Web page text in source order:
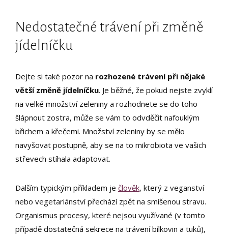
Nedostatečné trávení při změně
jídelníčku
Dejte si také pozor na rozhozené trávení při nějaké
větší změně jídelníčku. Je běžné, že pokud nejste zvyklí
na velké množství zeleniny a rozhodnete se do toho
šlápnout zostra, může se vám to odvděčit nafouklým
břichem a křečemi. Množství zeleniny by se mělo
navyšovat postupně, aby se na to mikrobiota ve vašich
střevech stíhala adaptovat.
Dalším typickým příkladem je člověk, který z veganství
nebo vegetariánství přechází zpět na smíšenou stravu.
Organismus procesy, které nejsou využívané (v tomto
případě dostatečná sekrece na trávení bílkovin a tuků),